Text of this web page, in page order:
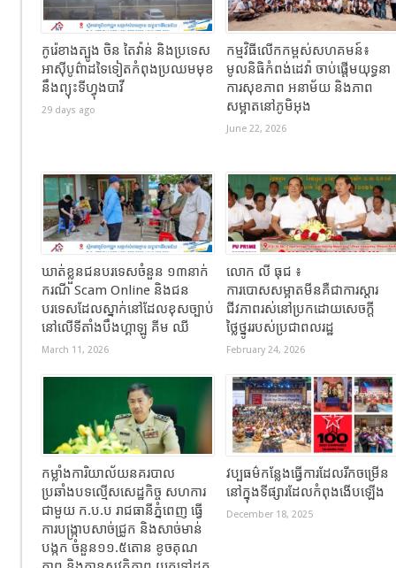
កូរ៉េខាងត្បូង ចិន តៃវ៉ាន់ និងប្រទេស
អាស៊ីបូព៌ាដទៃទៀតកំពុងប្រឈមមុខ
នឹងព្យុះទីហ្វុងបាវី
29 days ago
កម្មវិធីលើកកម្ពស់សហគមន៍៖
មូលនិធិកំពង់ដេវ៉ា ចាប់ផ្តើមយុទ្ធនា
ការសុខភាព អនាម័យ និងភាព
សម្អាតនៅភូមិអុង
June 22, 2026
ឃាត់ខ្លួនជនបរទេសចំនួន ១៣នាក់
ករណី Scam Online និងជន
បរទេសដែលស្នាក់នៅដែលខុសច្បាប់
នៅលើទីតាំងបឹងហ្គាឡូ គីម ឈី
March 11, 2026
លោក លី ធុជ ៖
ការបោសសម្អាតមីនគឺជាការស្តារ
ជីវភាពរស់នៅប្រកដោយសេចក្តី
ថ្លៃថ្នូររបស់ប្រជាពលរដ្ឋ
February 24, 2026
កម្លាំងការិយាល័យនគរបាល
ប្រឆាំងបទល្មើសសេដ្ឋកិច្ច សហការ
ជាមួយ ក.ប.ប រាជធានីភ្នំពេញ ធ្វើ
ការបង្ក្រាបសាច់ជ្រូក និងសាច់មាន់
បង្កក ចំនួន១១.៥តោន ខូចគុណ
វប្បធម៌កន្លែងធ្វើការដែលរីកចម្រើន
នៅក្នុងទីផ្សារដែលកំពុងងើបឡើង
December 18, 2025